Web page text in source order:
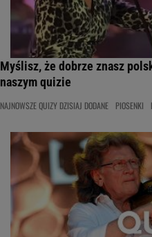
Myślisz, że dobrze znasz
naszym quizie
NAJNOWSZE QUIZY DZISIAJ DODANE PIOSENKI